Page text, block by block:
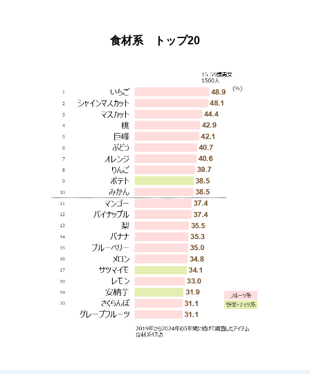
食材系 トップ20